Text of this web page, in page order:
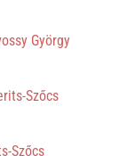
György
Szőcs
Szőcs